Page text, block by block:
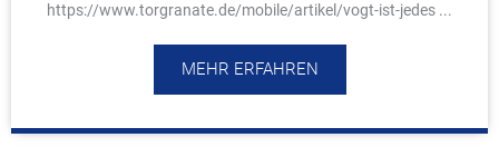
https://www.torgranate.de/mobile/artikel/vogt-ist-jedes ...
MEHR ERFAHREN